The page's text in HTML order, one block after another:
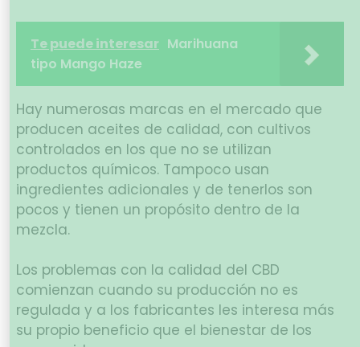
Te puede interesar Marihuana
tipo Mango Haze
Hay numerosas marcas en el mercado que
producen aceites de calidad, con cultivos
controlados en los que no se utilizan
productos químicos. Tampoco usan
ingredientes adicionales y de tenerlos son
pocos y tienen un propósito dentro de la
mezcla.
Los problemas con la calidad del CBD
comienzan cuando su producción no es
regulada y a los fabricantes les interesa más
su propio beneficio que el bienestar de los